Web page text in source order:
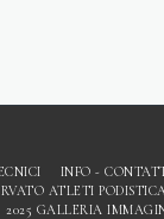
INFO -
ATLETI
2025 GALLERIA